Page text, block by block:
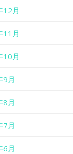
12月
11月
10月
9月
8月
7月
6月